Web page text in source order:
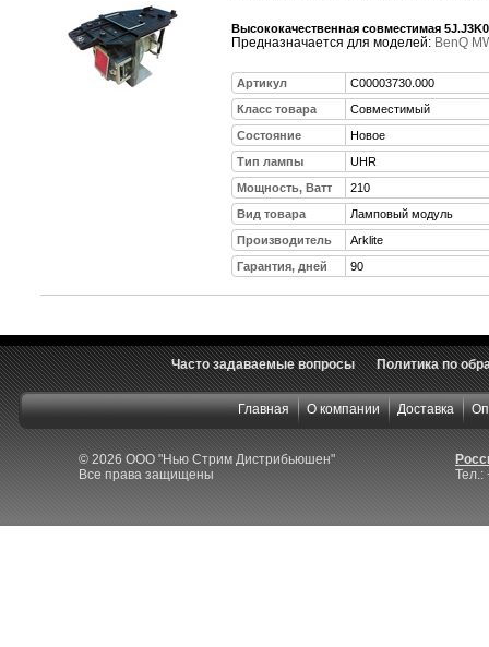
Высококачественная совместимая
Предназначается для моделей: BenQ
Артикул
C00003730.000
Класс товара
Совместимый
Состояние
Новое
Тип лампы
UHR
Мощность, Ватт
210
Вид товара
Ламповый модуль
Производитель
Arklite
Гарантия, дней
90
Часто задаваемые вопросы Политика по
Главная О компании Доставка
© 2026 ООО "Нью Стрим Дистрибьюшен"
Все права защищены
Тел.: